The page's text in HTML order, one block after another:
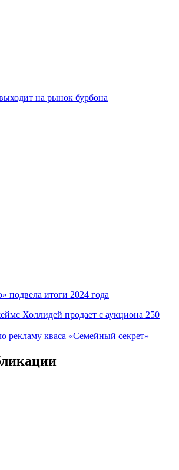
на рынок бурбона
подвела итоги 2024 года
Холлидей продает с аукциона 250
рекламу кваса «Семейный секрет»